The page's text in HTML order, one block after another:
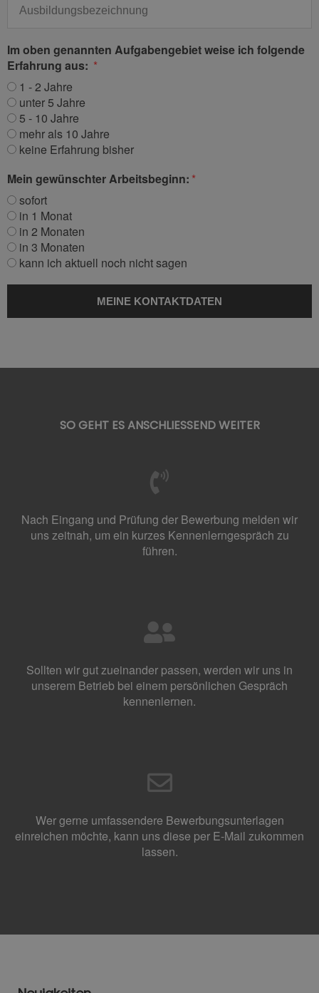
Im oben genannten Aufgabengebiet weise ich folgende
Erfahrung aus:
1 - 2 Jahre
unter 5 Jahre
5 - 10 Jahre
mehr als 10 Jahre
keine Erfahrung bisher
Mein gewünschter Arbeitsbeginn:
sofort
in 1 Monat
in 2 Monaten
in 3 Monaten
kann ich aktuell noch nicht sagen
SO GEHT ES ANSCHLIESSEND WEITER
Nach Eingang und Prüfung der Bewerbung melden wir
uns zeitnah, um ein kurzes Kennenlerngespräch zu
führen.
Sollten wir gut zueinander passen, werden wir uns in
unserem Betrieb bei einem persönlichen Gespräch
kennenlernen.
Wer gerne umfassendere Bewerbungsunterlagen
einreichen möchte, kann uns diese per E-Mail zukommen
lassen.